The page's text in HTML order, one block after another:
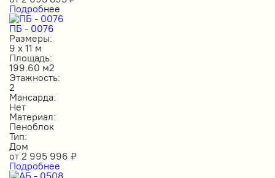
Подробнее
ПБ - 0076
Размеры:
9 х 11 м
Площадь:
199.60 м2
Этажность:
2
Мансарда:
Нет
Материал:
Пеноблок
Тип:
Дом
от 2 995 996 ₽
Подробнее